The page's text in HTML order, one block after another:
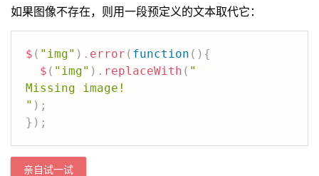
如果图像不存在，则用一段预定义的文本取代它：
$ ( "img" ) . error ( function ( ) {
$ ( "img" ) . replaceWith ( "
Missing image!
" ) ;
} ) ;
亲自试一试